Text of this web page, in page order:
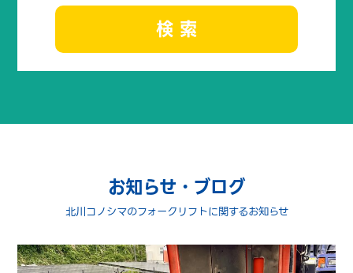
検 索
お知らせ・ブログ
北川コノシマのフォークリフトに関するお知らせ